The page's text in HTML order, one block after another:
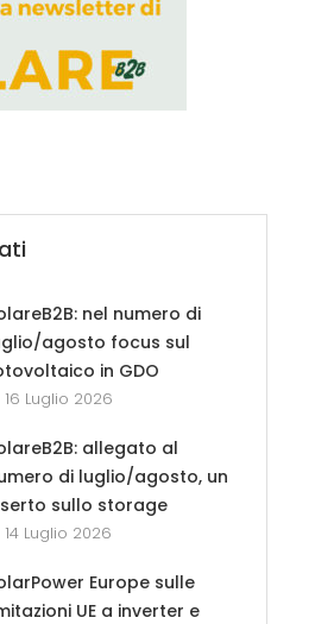
nel numero di
agosto focus sul
in GDO
16 Luglio 2026
allegato al
di luglio/agosto, un
sullo storage
14 Luglio 2026
Europe sulle
UE a inverter e